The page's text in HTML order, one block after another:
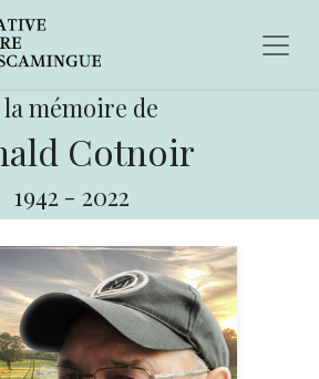
la mémoire de
Cotnoir
1942 - 2022